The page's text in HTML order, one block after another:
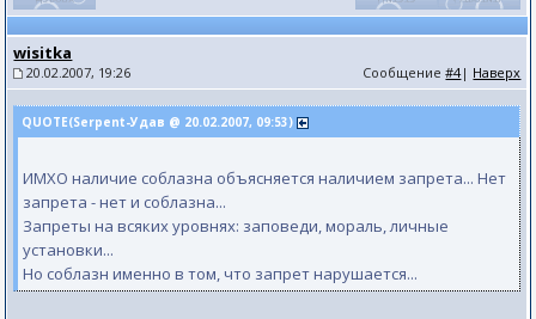
wisitka
20.02.2007, 19:26 Сообщение#4| Наверх
QUOTE(Serpent-Удав @ 20.02.2007, 09:53)
ИМХО наличие соблазна объясняется наличием запрета... Нет
запрета - нет и соблазна...
Запреты на всяких уровнях: заповеди, мораль, личные
установки...
Но соблазн именно в том, что запрет нарушается...